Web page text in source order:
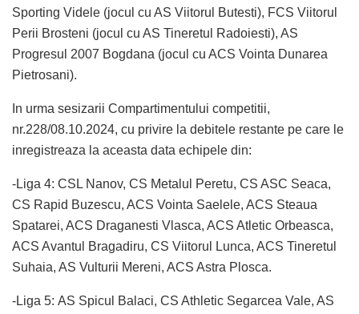
Sporting Videle (jocul cu AS Viitorul Butesti), FCS Viitorul
Perii Brosteni (jocul cu AS Tineretul Radoiesti), AS
Progresul 2007 Bogdana (jocul cu ACS Vointa Dunarea
Pietrosani).
In urma sesizarii Compartimentului competitii,
nr.228/08.10.2024, cu privire la debitele restante pe care le
inregistreaza la aceasta data echipele din:
-Liga 4: CSL Nanov, CS Metalul Peretu, CS ASC Seaca,
CS Rapid Buzescu, ACS Vointa Saelele, ACS Steaua
Spatarei, ACS Draganesti Vlasca, ACS Atletic Orbeasca,
ACS Avantul Bragadiru, CS Viitorul Lunca, ACS Tineretul
Suhaia, AS Vulturii Mereni, ACS Astra Plosca.
-Liga 5: AS Spicul Balaci, CS Athletic Segarcea Vale, AS